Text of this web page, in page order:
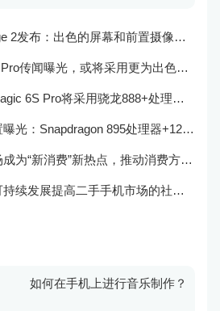
Motorola Edge 2发布：出色的屏幕和前置摄像头系统
Nokia Vitech Pro传闻曝光，或将采用更为出色的相机和屏幕技术
Nubia Red Magic 6S Pro将采用骁龙888+处理器和165Hz刷新率：游戏性能更强
Meizu 20配置曝光：Snapdragon 895处理器+120Hz屏幕
二手手机市场成为“新消费”新热点，推动消费方式的转型与升级
环境保护和可持续发展提高二手手机市场的社会责任感和可持续性
如何在手机上进行音乐制作？